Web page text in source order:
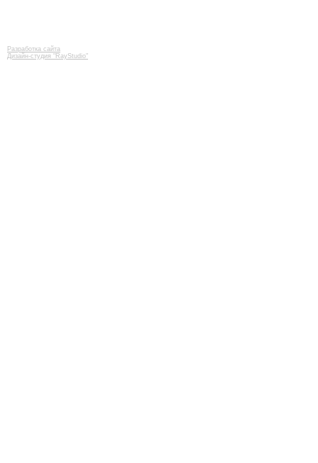
Разработка сайта
Дизайн-студия "RayStudio"